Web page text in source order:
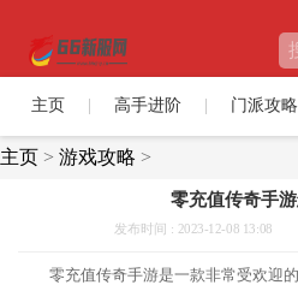
主页 高手进阶 门派攻略
主页 > 游戏攻略 >
零充值传奇手
发布时间 : 2023-12-08 13:08
零充值传奇手游是一款非常受欢迎